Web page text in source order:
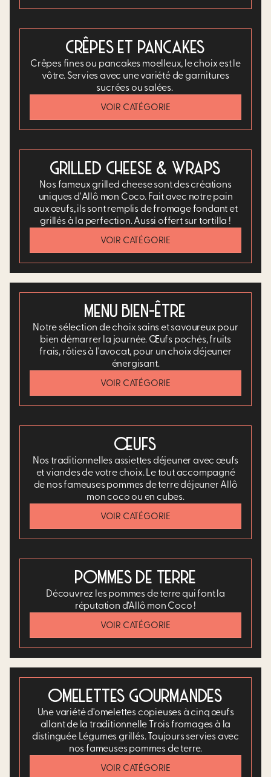
CRÊPES ET PANCAKES
Crêpes fines ou pancakes moelleux, le choix est le
vôtre. Servies avec une variété de garnitures
sucrées ou salées. ​
VOIR CATÉGORIE
GRILLED CHEESE & WRAPS
Nos fameux grilled cheese sont des créations
uniques d'Allô mon Coco. Fait avec notre pain
aux œufs, ils sont remplis de fromage fondant et
grillés à la perfection. Aussi offert sur tortilla !
VOIR CATÉGORIE
MENU BIEN-ÊTRE
Notre sélection de choix sains et savoureux pour
bien démarrer la journée. Œufs pochés, fruits
frais, rôties à l'avocat, pour un choix déjeuner
énergisant.​
VOIR CATÉGORIE
ŒUFS
Nos traditionnelles assiettes déjeuner avec œufs
et viandes de votre choix. Le tout accompagné
de nos fameuses pommes de terre déjeuner Allô
mon coco ou en cubes.​
VOIR CATÉGORIE
POMMES DE TERRE
Découvrez les pommes de terre qui font la
réputation d’Allô mon Coco !
VOIR CATÉGORIE
OMELETTES GOURMANDES
Une variété d'omelettes copieuses à cinq œufs
allant de la traditionnelle Trois fromages à la
distinguée Légumes grillés. Toujours servies avec
nos fameuses pommes de terre.​
VOIR CATÉGORIE